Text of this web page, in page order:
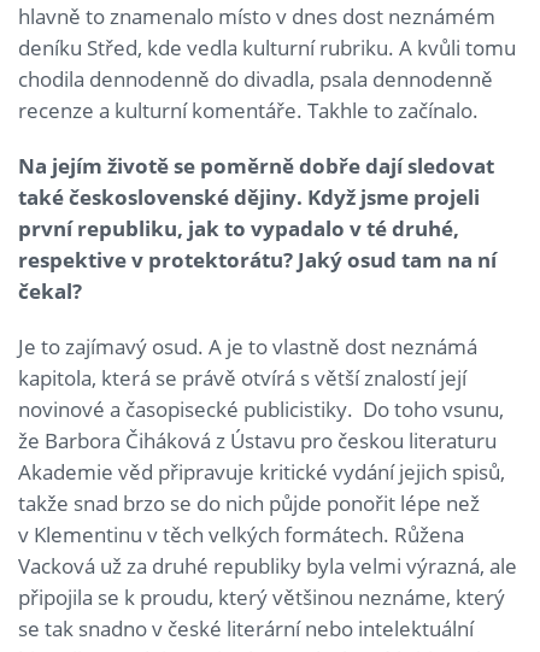
hlavně to znamenalo místo v dnes dost neznámém
deníku Střed, kde vedla kulturní rubriku. A kvůli tomu
chodila dennodenně do divadla, psala dennodenně
recenze a kulturní komentáře. Takhle to začínalo.
Na jejím životě se poměrně dobře dají sledovat
také československé dějiny. Když jsme projeli
první republiku, jak to vypadalo v té druhé,
respektive v protektorátu? Jaký osud tam na ní
čekal?
Je to zajímavý osud. A je to vlastně dost neznámá
kapitola, která se právě otvírá s větší znalostí její
novinové a časopisecké publicistiky. Do toho vsunu,
že Barbora Čiháková z Ústavu pro českou literaturu
Akademie věd připravuje kritické vydání jejich spisů,
takže snad brzo se do nich půjde ponořit lépe než
v Klementinu v těch velkých formátech. Růžena
Vacková už za druhé republiky byla velmi výrazná, ale
připojila se k proudu, který většinou neznáme, který
se tak snadno v české literární nebo intelektuální